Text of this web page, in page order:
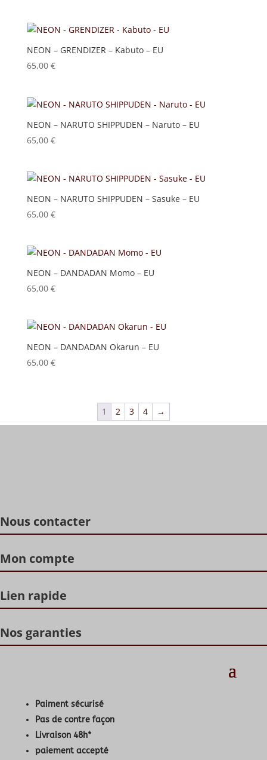
NEON – GRENDIZER – Kabuto – EU
65,00 €
NEON – NARUTO SHIPPUDEN – Naruto – EU
65,00 €
NEON – NARUTO SHIPPUDEN – Sasuke – EU
65,00 €
NEON – DANDADAN Momo – EU
65,00 €
NEON – DANDADAN Okarun – EU
65,00 €
1 2 3 4 →
Nous contacter
Mon compte
Lien rapide
Nos garanties
Paiment sécurisé
Pas de contre façon
Livraison 48h*
paiement accepté